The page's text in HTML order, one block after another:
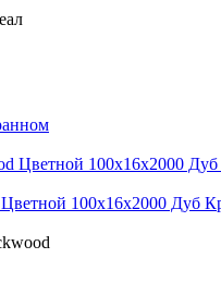
100x16х2000 Дуб